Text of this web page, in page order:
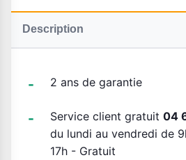
Description
2 ans de garantie
Service client gratuit 04
du lundi au vendredi de
17h - Gratuit